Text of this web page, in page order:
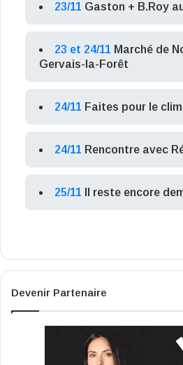
23/11 Gaston + B.Roy
23 et 24/11 Marché de
Gervais-la-Forêt
24/11 Faites pour le
24/11 Rencontre avec
25/11 Il reste encore
Devenir Partenaire